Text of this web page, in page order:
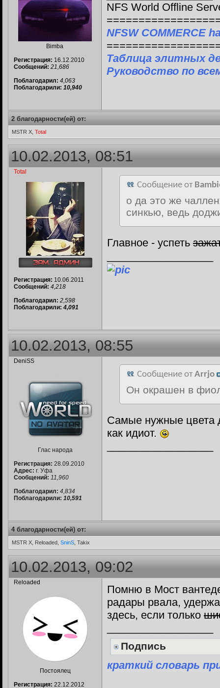
Bimba
Регистрация: 16.12.2010
Сообщений: 21,686
Поблагодарил: 4,063
Поблагодарили: 10,940
NFS World Offline
NFSW COMMERCE
Таблица элитных
Руководство по
2 благодарности(ей) от:
MSTR X, Total
10.02.2013, 08:51
Total
Регистрация: 10.06.2011
Сообщений: 4,218
Поблагодарил: 2,598
Поблагодарили: 4,091
Сообщение от
о да это же
синкью, ведь
Главное - успеть
10.02.2013, 08:55
DeniSS
Глас народа
Регистрация: 28.09.2010
Адрес: г. Уфа
Сообщений: 11,960
Поблагодарил: 4,834
Поблагодарили: 10,591
Сообщение от Arrjo
Он окрашен в
Самые нужные цвета
как идиот.
4 благодарности(ей) от:
MSTR X, Reloaded, SninS , Takix
10.02.2013, 09:02
Reloaded
Постоялец
Регистрация: 22.12.2012
Помню в Мост
радары рвала,
здесь, если только
Подпись
краткий словарь